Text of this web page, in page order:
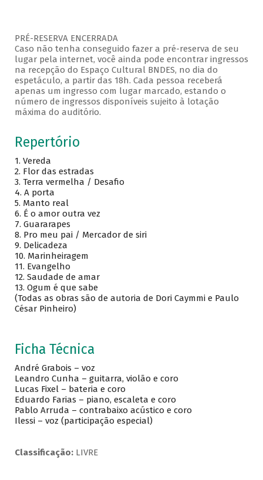
PRÉ-RESERVA ENCERRADA
Caso não tenha conseguido fazer a pré-reserva de seu
lugar pela internet, você ainda pode encontrar ingressos
na recepção do Espaço Cultural BNDES, no dia do
espetáculo, a partir das 18h. Cada pessoa receberá
apenas um ingresso com lugar marcado, estando o
número de ingressos disponíveis sujeito à lotação
máxima do auditório.
Repertório
1. Vereda
2. Flor das estradas
3. Terra vermelha / Desafio
4. A porta
5. Manto real
6. É o amor outra vez
7. Guararapes
8. Pro meu pai / Mercador de siri
9. Delicadeza
10. Marinheiragem
11. Evangelho
12. Saudade de amar
13. Ogum é que sabe
(Todas as obras são de autoria de Dori Caymmi e Paulo
César Pinheiro)
Ficha Técnica
André Grabois – voz
Leandro Cunha – guitarra, violão e coro
Lucas Fixel – bateria e coro
Eduardo Farias – piano, escaleta e coro
Pablo Arruda – contrabaixo acústico e coro
Ilessi – voz (participação especial)
Classificação: LIVRE